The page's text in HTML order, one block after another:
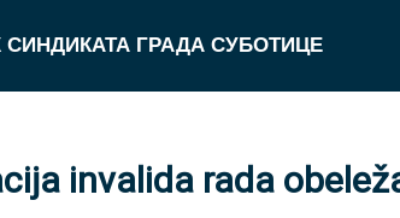
ГРАДА СУБОТИЦЕ
invalida rada